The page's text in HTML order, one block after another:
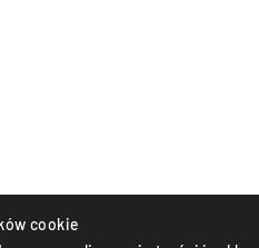
cookie